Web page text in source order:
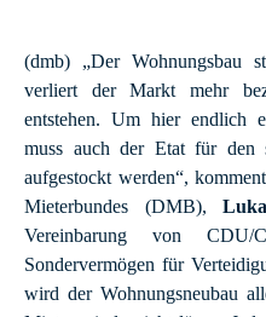
(dmb) „Der Wohnungsbau
verliert der Markt mehr
entstehen. Um hier endlich
muss auch der Etat für den
aufgestockt werden“,
Mieterbundes (DMB),
Vereinbarung von
Sondervermögen für
wird der Wohnungsneubau